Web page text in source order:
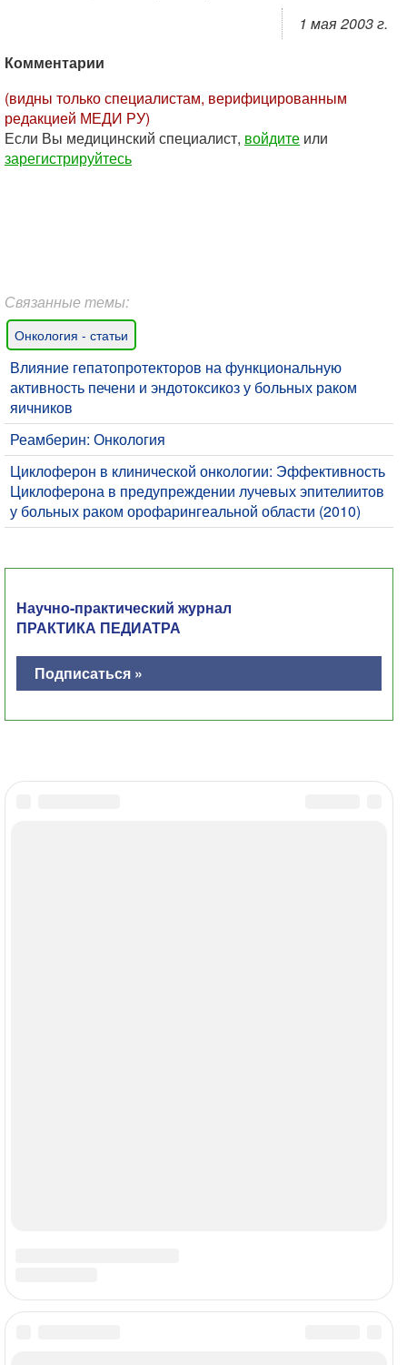
1 мая 2003 г.
Комментарии
(видны только специалистам, верифицированным
редакцией МЕДИ РУ)
Если Вы медицинский специалист, войдите или
зарегистрируйтесь
Связанные темы:
Онкология - статьи
Влияние гепатопротекторов на функциональную
активность печени и эндотоксикоз у больных раком
яичников
Реамберин: Онкология
Циклоферон в клинической онкологии: Эффективность
Циклоферона в предупреждении лучевых эпителиитов
у больных раком орофарингеальной области (2010)
Научно-практический журнал
ПРАКТИКА ПЕДИАТРА
Подписаться »